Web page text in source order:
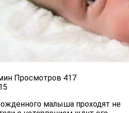
Просмотров 417
малыша проходят не